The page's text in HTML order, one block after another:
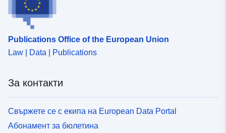
Publications Office of the European Union
Law | Data | Publications
За контакти
Свържете се с екипа на European Data Portal
Абонамент за бюлетина